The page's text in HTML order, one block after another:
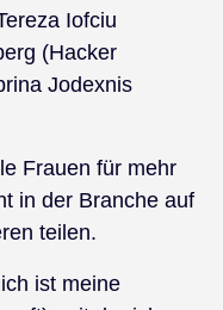
Iofciu
(Hacker
Jodexnis
Frauen für mehr
in der Branche auf
teilen.
ist meine